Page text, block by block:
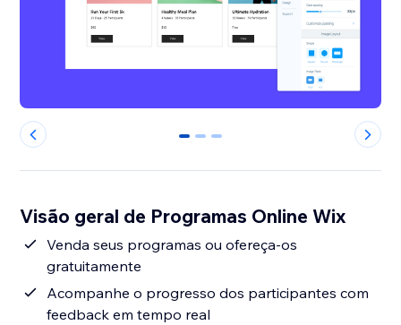
0 1 2
Visão geral de Programas Online Wix
Venda seus programas ou ofereça-os
gratuitamente
Acompanhe o progresso dos participantes com
feedback em tempo real